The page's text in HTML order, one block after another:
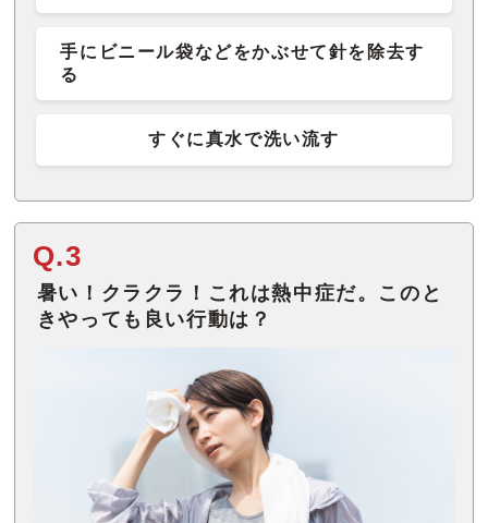
手にビニール袋などをかぶせて針を除去す
る
すぐに真水で洗い流す
Q.3
暑い！クラクラ！これは熱中症だ。このと
きやっても良い行動は？